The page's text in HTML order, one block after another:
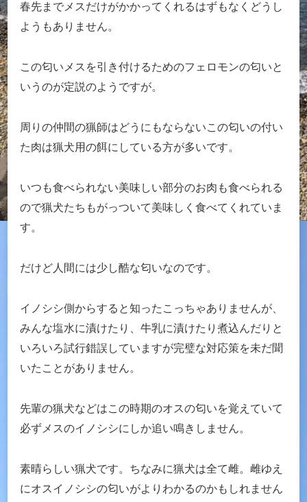
春先までメスだけがかかってくれるはずもなくどうし
ようもありません。
この匂いメスを引き付けるためのフェロモンの匂いと
いうのが定説のようですが。
周りの仲間の猟師はどうにもならないこの匂いの付い
た肉は猟犬用の餌にしている方が多いです。
いつも食べられない美味しい部分のお肉も食べられる
ので猟犬たちもがっついて美味しく食べてくれていま
す。
だけど人間には少し酷な匂いなのです。
イノシシ側からすると知ったこっちゃありませんが、
みんな塩水に漬けたり、牛乳に漬けたり煮込んだりと
いろいろ試行錯誤していますが完璧な対応策を未だ聞
いたことがありません。
先輩の猟犬などはこの時期のオスの匂いを覚えていて
必ずメスのイノシシにしか追い鳴きしません。
素晴らしい猟犬です。ちなみに猟犬は全て雌。雌ゆえ
にオスイノシシの匂いがよりわかるのかもしれません